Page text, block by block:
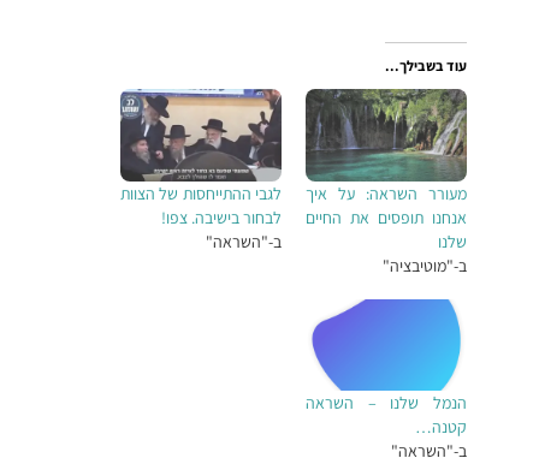
עוד בשבילך...
מעורר השראה: על איך
אנחנו תופסים את החיים
שלנו
ב-"מוטיבציה"
לגבי ההתייחסות של הצוות
לבחור בישיבה. צפו!
ב-"השראה"
הנמל שלנו – השראה
קטנה…
ב-"השראה"